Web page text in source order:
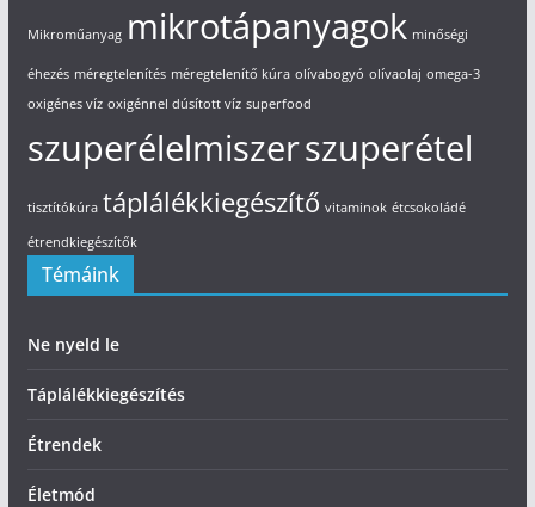
Mikroműanyag mikrotápanyagok minőségi
éhezés méregtelenítés méregtelenítő kúra olívabogyó olívaolaj omega-3
oxigénes víz oxigénnel dúsított víz superfood
szuperélelmiszerszuperétel
tisztítókúra táplálékkiegészítő vitaminok étcsokoládé
étrendkiegészítők
Témáink
Ne nyeld le
Táplálékkiegészítés
Étrendek
Életmód